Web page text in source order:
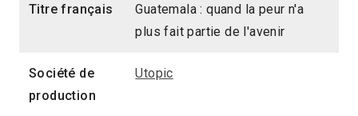
Titre français
Guatemala : quand la peur n'a
plus fait partie de l'avenir
Société de
production
Utopic